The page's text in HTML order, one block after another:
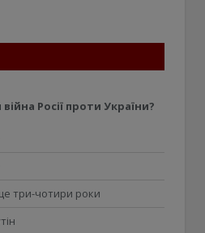
Росії проти України?
три-чотири роки